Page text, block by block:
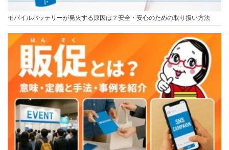
モバイルバッテリーが発火する原因は？安全・安心のための取り扱い方法